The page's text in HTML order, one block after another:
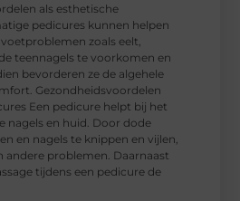
als esthetische
pedicures kunnen helpen
zoals eelt,
teennagels te voorkomen en
bevorderen ze de algehele
Gezondheidsvoordelen
Een pedicure helpt bij het
nagels en huid. Door dode
en nagels te knippen en vijlen,
andere problemen. Daarnaast
tijdens een pedicure de